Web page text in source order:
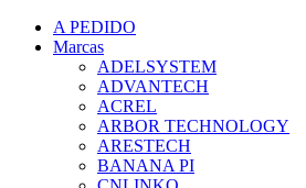
A PEDIDO
Marcas
ADELSYSTEM
ADVANTECH
ACREL
ARBOR TECHNOLOGY
ARESTECH
BANANA PI